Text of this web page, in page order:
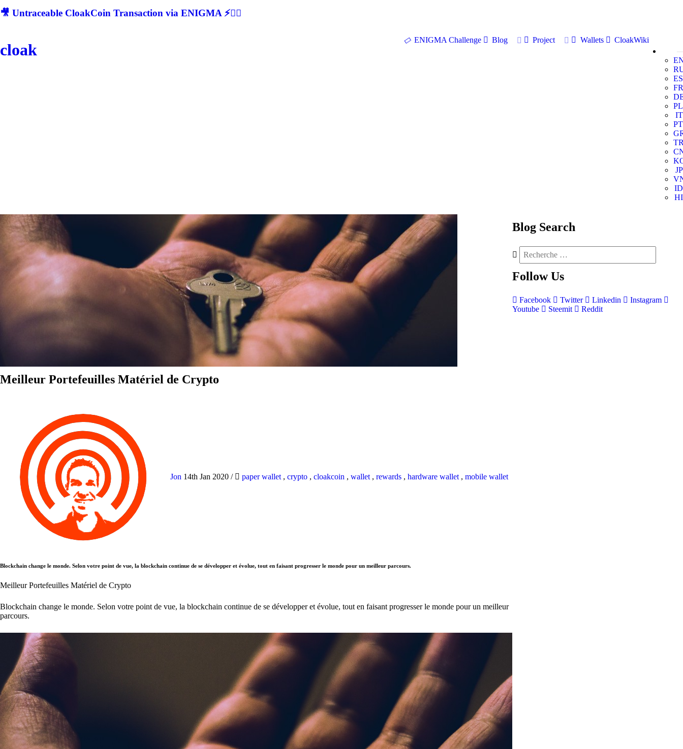
🎥 Untraceable CloakCoin Transaction via ENIGMA ⚡🕵‍♂
cloak
ENIGMA Challenge Blog Project Wallets
CloakWiki
ES
FR
PL
IT
PT
JP
ID
HI
Meilleur Portefeuilles Matériel de Crypto
Jon 14th Jan 2020 / paper wallet , crypto , cloakcoin , wallet , rewards , hardware wallet , mobile wallet
Blockchain change le monde. Selon votre point de vue, la blockchain continue de se développer et évolue, tout en faisant progresser le monde pour un meilleur parcours.
Meilleur Portefeuilles Matériel de Crypto
Blockchain change le monde. Selon votre point de vue, la blockchain continue de se développer et évolue, tout en faisant progresser le monde pour un meilleur
parcours.
Blog Search
Follow Us
Facebook Twitter Linkedin
Instagram
Youtube
Steemit Reddit